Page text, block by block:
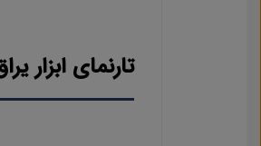
تارنمای ابزار